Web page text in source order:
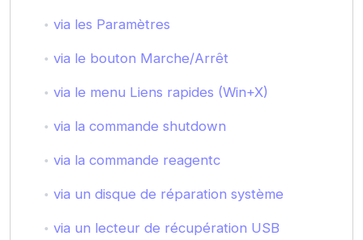
via les Paramètres
via le bouton Marche/Arrêt
via le menu Liens rapides (Win+X)
via la commande shutdown
via la commande reagentc
via un disque de réparation système
via un lecteur de récupération USB